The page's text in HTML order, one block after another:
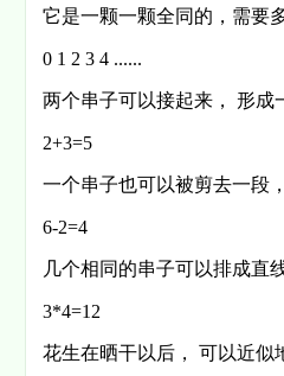
它是一颗一颗全同的，需要
0 1 2 3 4 ......
两个串子可以接起来， 形成
2+3=5
一个串子也可以被剪去一段
6-2=4
几个相同的串子可以排成直
3*4=12
花生在晒干以后， 可以近似